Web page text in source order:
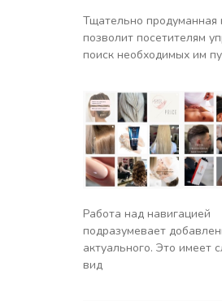
Тщательно продуманная
позволит посетителям
поиск необходимых им
Работа над навигацией
подразумевает
актуального. Это имеет
вид